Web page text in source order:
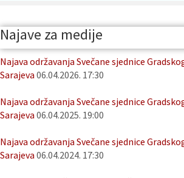
Najave za medije
Najava održavanja Svečane sjednice
Sarajeva 06.04.2026. 17:30
Najava održavanja Svečane sjednice
Sarajeva 06.04.2025. 19:00
Najava održavanja Svečane sjednice
Sarajeva 06.04.2024. 17:30